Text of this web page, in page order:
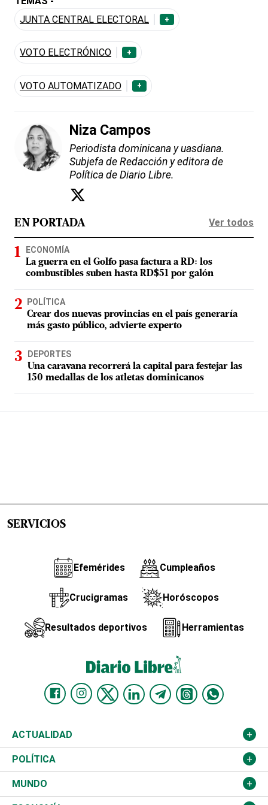
JUNTA CENTRAL ELECTORAL
+
VOTO ELECTRÓNICO +
VOTO AUTOMATIZADO +
Niza Campos
Periodista dominicana y uasdiana.
Subjefa de Redacción y editora de
Política de Diario Libre.
EN PORTADA Ver todos
ECONOMÍA
La guerra en el Golfo pasa factura a RD: los
combustibles suben hasta RD$51 por galón
POLÍTICA
Crear dos nuevas provincias en el país generaría
más gasto público, advierte experto
DEPORTES
Una caravana recorrerá la capital para festejar las
150 medallas de los atletas dominicanos
SERVICIOS
Efemérides Cumpleaños
Crucigramas Horóscopos
Resultados deportivos Herramientas
ACTUALIDAD
Nacional
Ciudad
POLÍTICA
Partidos
MUNDO